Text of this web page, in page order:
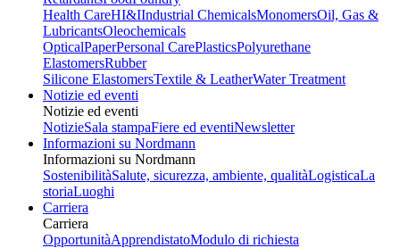
Health CareHI&IIndustrial ChemicalsMonomersOil, Gas &
LubricantsOleochemicals
OpticalPaperPersonal CarePlasticsPolyurethane
ElastomersRubber
Silicone ElastomersTextile & LeatherWater Treatment
Notizie ed eventi
Notizie ed eventi
NotizieSala stampaFiere ed eventiNewsletter
Informazioni su Nordmann
Informazioni su Nordmann
SostenibilitàSalute, sicurezza, ambiente, qualitàLogisticaLa
storiaLuoghi
Carriera
Carriera
OpportunitàApprendistatoModulo di richiesta